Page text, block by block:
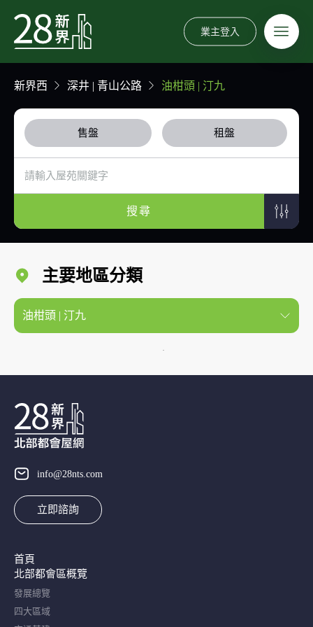
業主登入
新界西 深井 | 青山公路 油柑頭 | 汀九
售盤 租盤
搜尋
主要地區分類
油柑頭 | 汀九
info@28nts.com
立即諮詢
首頁
北部都會區概覽​
發展總覽
四大區域